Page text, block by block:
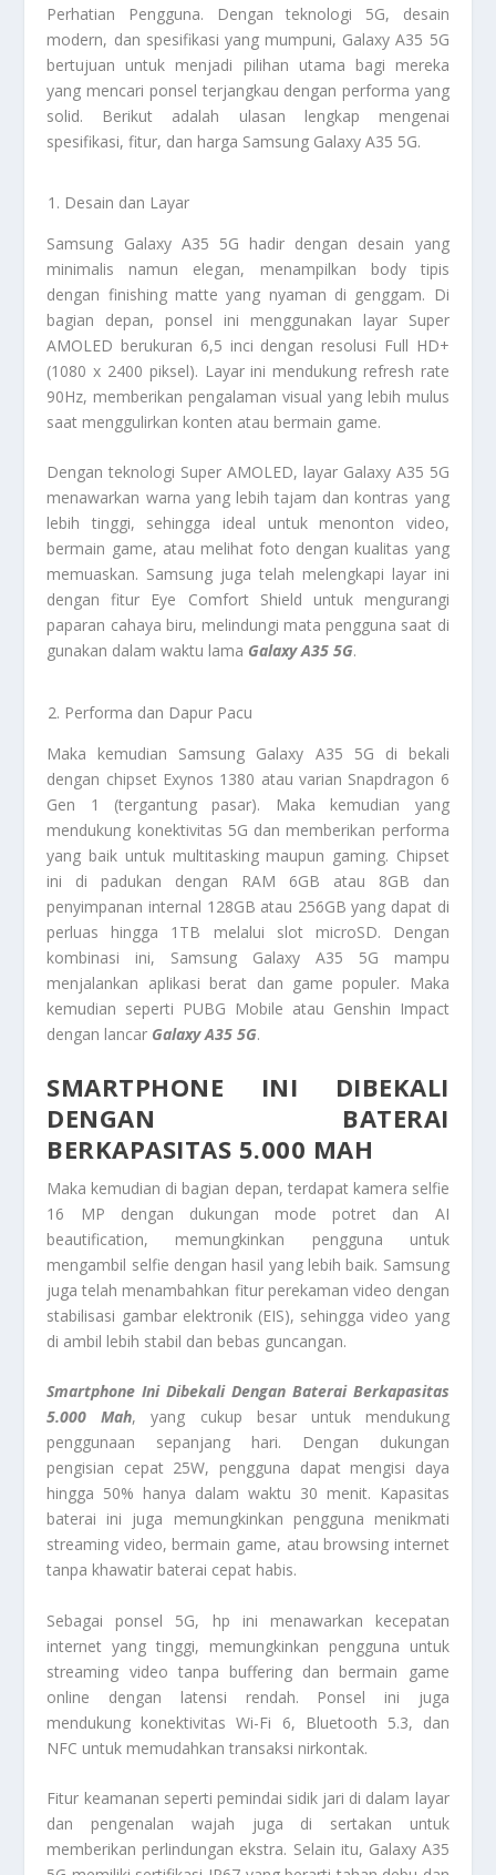
Perhatian Pengguna. Dengan teknologi 5G, desain
modern, dan spesifikasi yang mumpuni, Galaxy A35 5G
bertujuan untuk menjadi pilihan utama bagi mereka
yang mencari ponsel terjangkau dengan performa yang
solid. Berikut adalah ulasan lengkap mengenai
spesifikasi, fitur, dan harga Samsung Galaxy A35 5G.
Desain dan Layar
Samsung Galaxy A35 5G hadir dengan desain yang
minimalis namun elegan, menampilkan body tipis
dengan finishing matte yang nyaman di genggam. Di
bagian depan, ponsel ini menggunakan layar Super
AMOLED berukuran 6,5 inci dengan resolusi Full HD+
(1080 x 2400 piksel). Layar ini mendukung refresh rate
90Hz, memberikan pengalaman visual yang lebih mulus
saat menggulirkan konten atau bermain game.
Dengan teknologi Super AMOLED, layar Galaxy A35 5G
menawarkan warna yang lebih tajam dan kontras yang
lebih tinggi, sehingga ideal untuk menonton video,
bermain game, atau melihat foto dengan kualitas yang
memuaskan. Samsung juga telah melengkapi layar ini
dengan fitur Eye Comfort Shield untuk mengurangi
paparan cahaya biru, melindungi mata pengguna saat di
gunakan dalam waktu lama Galaxy A35 5G.
Performa dan Dapur Pacu
Maka kemudian Samsung Galaxy A35 5G di bekali
dengan chipset Exynos 1380 atau varian Snapdragon 6
Gen 1 (tergantung pasar). Maka kemudian yang
mendukung konektivitas 5G dan memberikan performa
yang baik untuk multitasking maupun gaming. Chipset
ini di padukan dengan RAM 6GB atau 8GB dan
penyimpanan internal 128GB atau 256GB yang dapat di
perluas hingga 1TB melalui slot microSD. Dengan
kombinasi ini, Samsung Galaxy A35 5G mampu
menjalankan aplikasi berat dan game populer. Maka
kemudian seperti PUBG Mobile atau Genshin Impact
dengan lancar Galaxy A35 5G.
SMARTPHONE INI DIBEKALI
DENGAN BATERAI
BERKAPASITAS 5.000 MAH
Maka kemudian di bagian depan, terdapat kamera selfie
16 MP dengan dukungan mode potret dan AI
beautification, memungkinkan pengguna untuk
mengambil selfie dengan hasil yang lebih baik. Samsung
juga telah menambahkan fitur perekaman video dengan
stabilisasi gambar elektronik (EIS), sehingga video yang
di ambil lebih stabil dan bebas guncangan.
Smartphone Ini Dibekali Dengan Baterai Berkapasitas
5.000 Mah, yang cukup besar untuk mendukung
penggunaan sepanjang hari. Dengan dukungan
pengisian cepat 25W, pengguna dapat mengisi daya
hingga 50% hanya dalam waktu 30 menit. Kapasitas
baterai ini juga memungkinkan pengguna menikmati
streaming video, bermain game, atau browsing internet
tanpa khawatir baterai cepat habis.
Sebagai ponsel 5G, hp ini menawarkan kecepatan
internet yang tinggi, memungkinkan pengguna untuk
streaming video tanpa buffering dan bermain game
online dengan latensi rendah. Ponsel ini juga
mendukung konektivitas Wi-Fi 6, Bluetooth 5.3, dan
NFC untuk memudahkan transaksi nirkontak.
Fitur keamanan seperti pemindai sidik jari di dalam layar
dan pengenalan wajah juga di sertakan untuk
memberikan perlindungan ekstra. Selain itu, Galaxy A35